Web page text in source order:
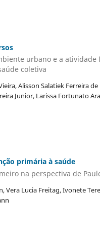
urbano e a atividade
coletiva
Alisson Salatiek Ferreira de
Junior, Larissa Fortunato
primária à saúde
na perspectiva de
Vera Lucia Freitag, Ivonete